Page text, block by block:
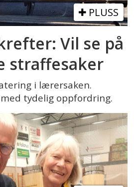
PLUSS
Vil se på
straffesaker
i lærersaken.
tydelig oppfordring.